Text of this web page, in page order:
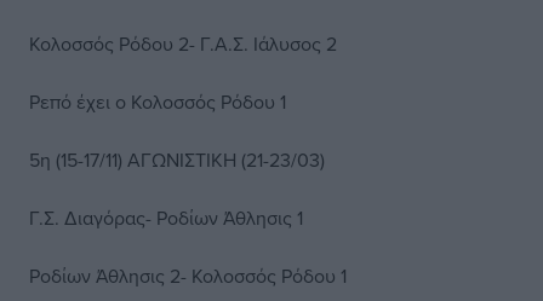
Κολοσσός Ρόδου 2- Γ.Α.Σ. Ιάλυσος 2
Ρεπό έχει ο Κολοσσός Ρόδου 1
5η (15-17/11) ΑΓΩΝΙΣΤΙΚΗ (21-23/03)
Γ.Σ. Διαγόρας- Ροδίων Άθλησις 1
Ροδίων Άθλησις 2- Κολοσσός Ρόδου 1